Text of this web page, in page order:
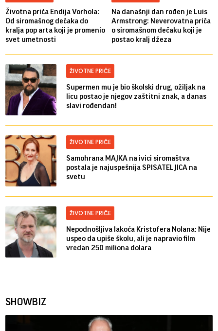
Životna priča Endija Vorhola:
Od siromašnog dečaka do
kralja pop arta koji je promenio
svet umetnosti
Na današnji dan rođen je Luis
Armstrong: Neverovatna priča
o siromašnom dečaku koji je
postao kralj džeza
ŽIVOTNE PRIČE
Supermen mu je bio školski drug, ožiljak na
licu postao je njegov zaštitni znak, a danas
slavi rođendan!
ŽIVOTNE PRIČE
Samohrana MAJKA na ivici siromaštva
postala je najuspešnija SPISATELJICA na
svetu
ŽIVOTNE PRIČE
Nepodnošljiva lakoća Kristofera Nolana: Nije
uspeo da upiše školu, ali je napravio film
vredan 250 miliona dolara
SHOWBIZ